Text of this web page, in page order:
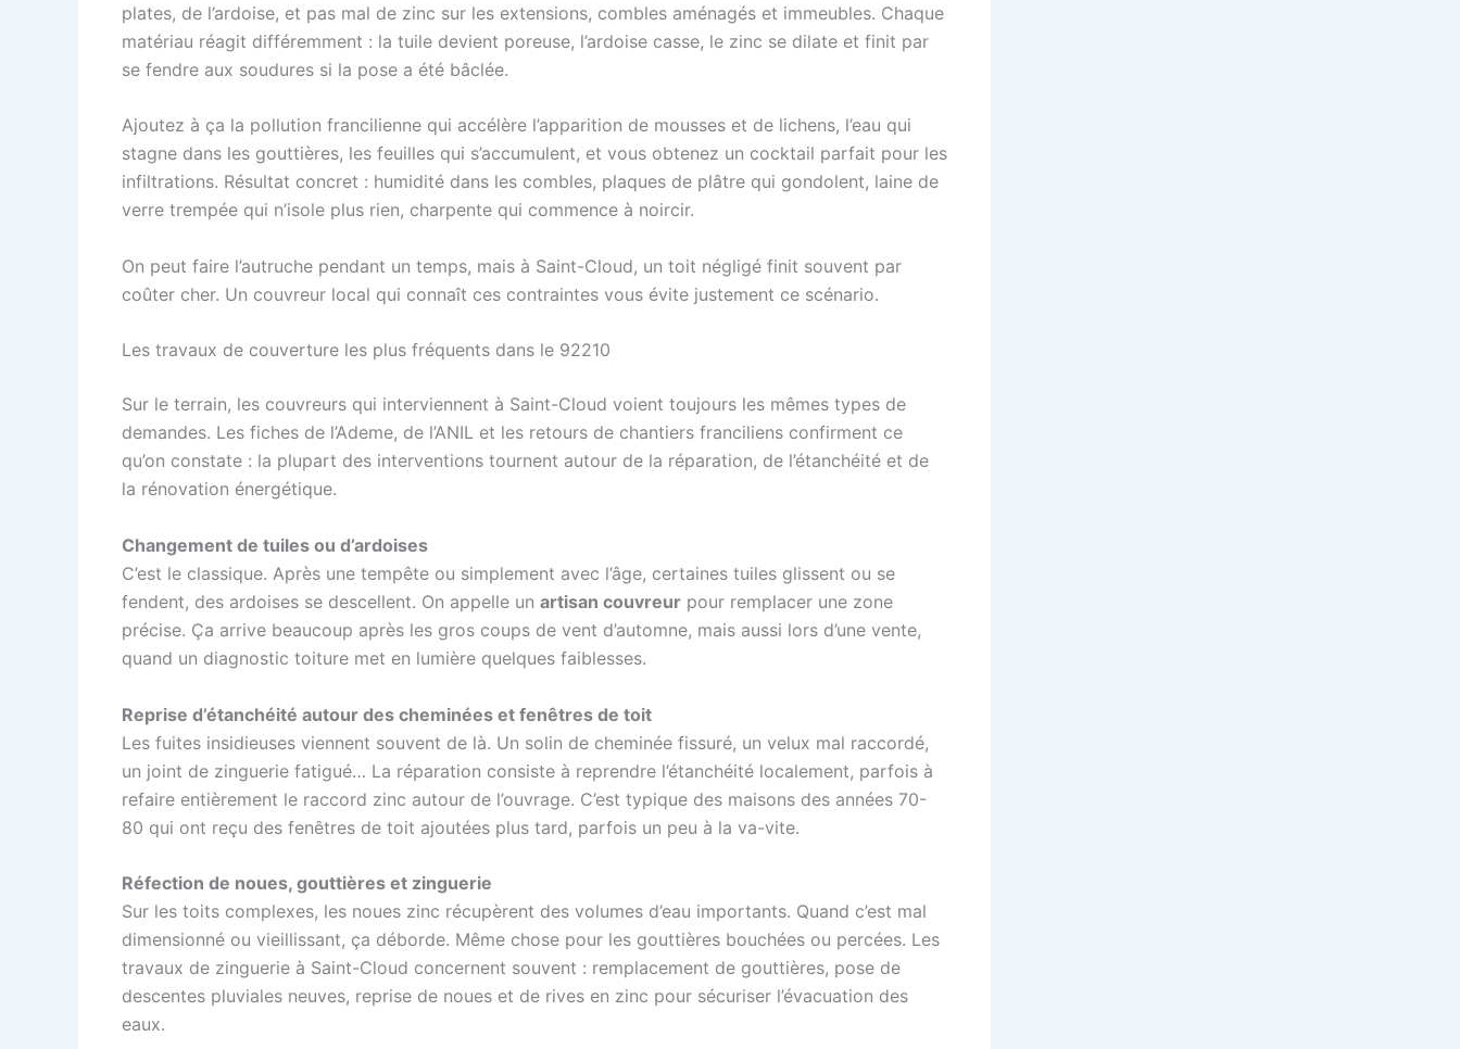
plates, de l’ardoise, et pas mal de zinc sur les extensions, combles aménagés et immeubles. Chaque
matériau réagit différemment : la tuile devient poreuse, l’ardoise casse, le zinc se dilate et finit par
se fendre aux soudures si la pose a été bâclée.
Ajoutez à ça la pollution francilienne qui accélère l’apparition de mousses et de lichens, l’eau qui
stagne dans les gouttières, les feuilles qui s’accumulent, et vous obtenez un cocktail parfait pour les
infiltrations. Résultat concret : humidité dans les combles, plaques de plâtre qui gondolent, laine de
verre trempée qui n’isole plus rien, charpente qui commence à noircir.
On peut faire l’autruche pendant un temps, mais à Saint-Cloud, un toit négligé finit souvent par
coûter cher. Un couvreur local qui connaît ces contraintes vous évite justement ce scénario.
Les travaux de couverture les plus fréquents dans le 92210
Sur le terrain, les couvreurs qui interviennent à Saint-Cloud voient toujours les mêmes types de
demandes. Les fiches de l’Ademe, de l’ANIL et les retours de chantiers franciliens confirment ce
qu’on constate : la plupart des interventions tournent autour de la réparation, de l’étanchéité et de
la rénovation énergétique.
Changement de tuiles ou d’ardoises
C’est le classique. Après une tempête ou simplement avec l’âge, certaines tuiles glissent ou se
fendent, des ardoises se descellent. On appelle un artisan couvreur pour remplacer une zone
précise. Ça arrive beaucoup après les gros coups de vent d’automne, mais aussi lors d’une vente,
quand un diagnostic toiture met en lumière quelques faiblesses.
Reprise d’étanchéité autour des cheminées et fenêtres de toit
Les fuites insidieuses viennent souvent de là. Un solin de cheminée fissuré, un velux mal raccordé,
un joint de zinguerie fatigué… La réparation consiste à reprendre l’étanchéité localement, parfois à
refaire entièrement le raccord zinc autour de l’ouvrage. C’est typique des maisons des années 70-
80 qui ont reçu des fenêtres de toit ajoutées plus tard, parfois un peu à la va-vite.
Réfection de noues, gouttières et zinguerie
Sur les toits complexes, les noues zinc récupèrent des volumes d’eau importants. Quand c’est mal
dimensionné ou vieillissant, ça déborde. Même chose pour les gouttières bouchées ou percées. Les
travaux de zinguerie à Saint-Cloud concernent souvent : remplacement de gouttières, pose de
descentes pluviales neuves, reprise de noues et de rives en zinc pour sécuriser l’évacuation des
eaux.